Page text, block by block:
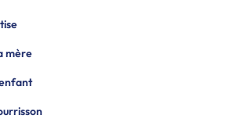
mère